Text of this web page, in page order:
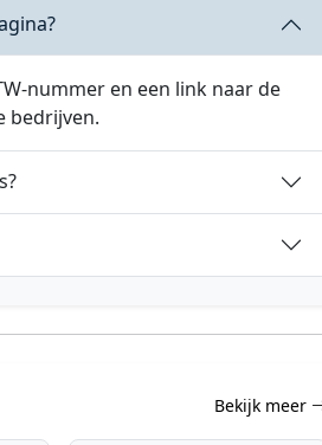
nummer en een link naar de
bedrijven.
Bekijk meer